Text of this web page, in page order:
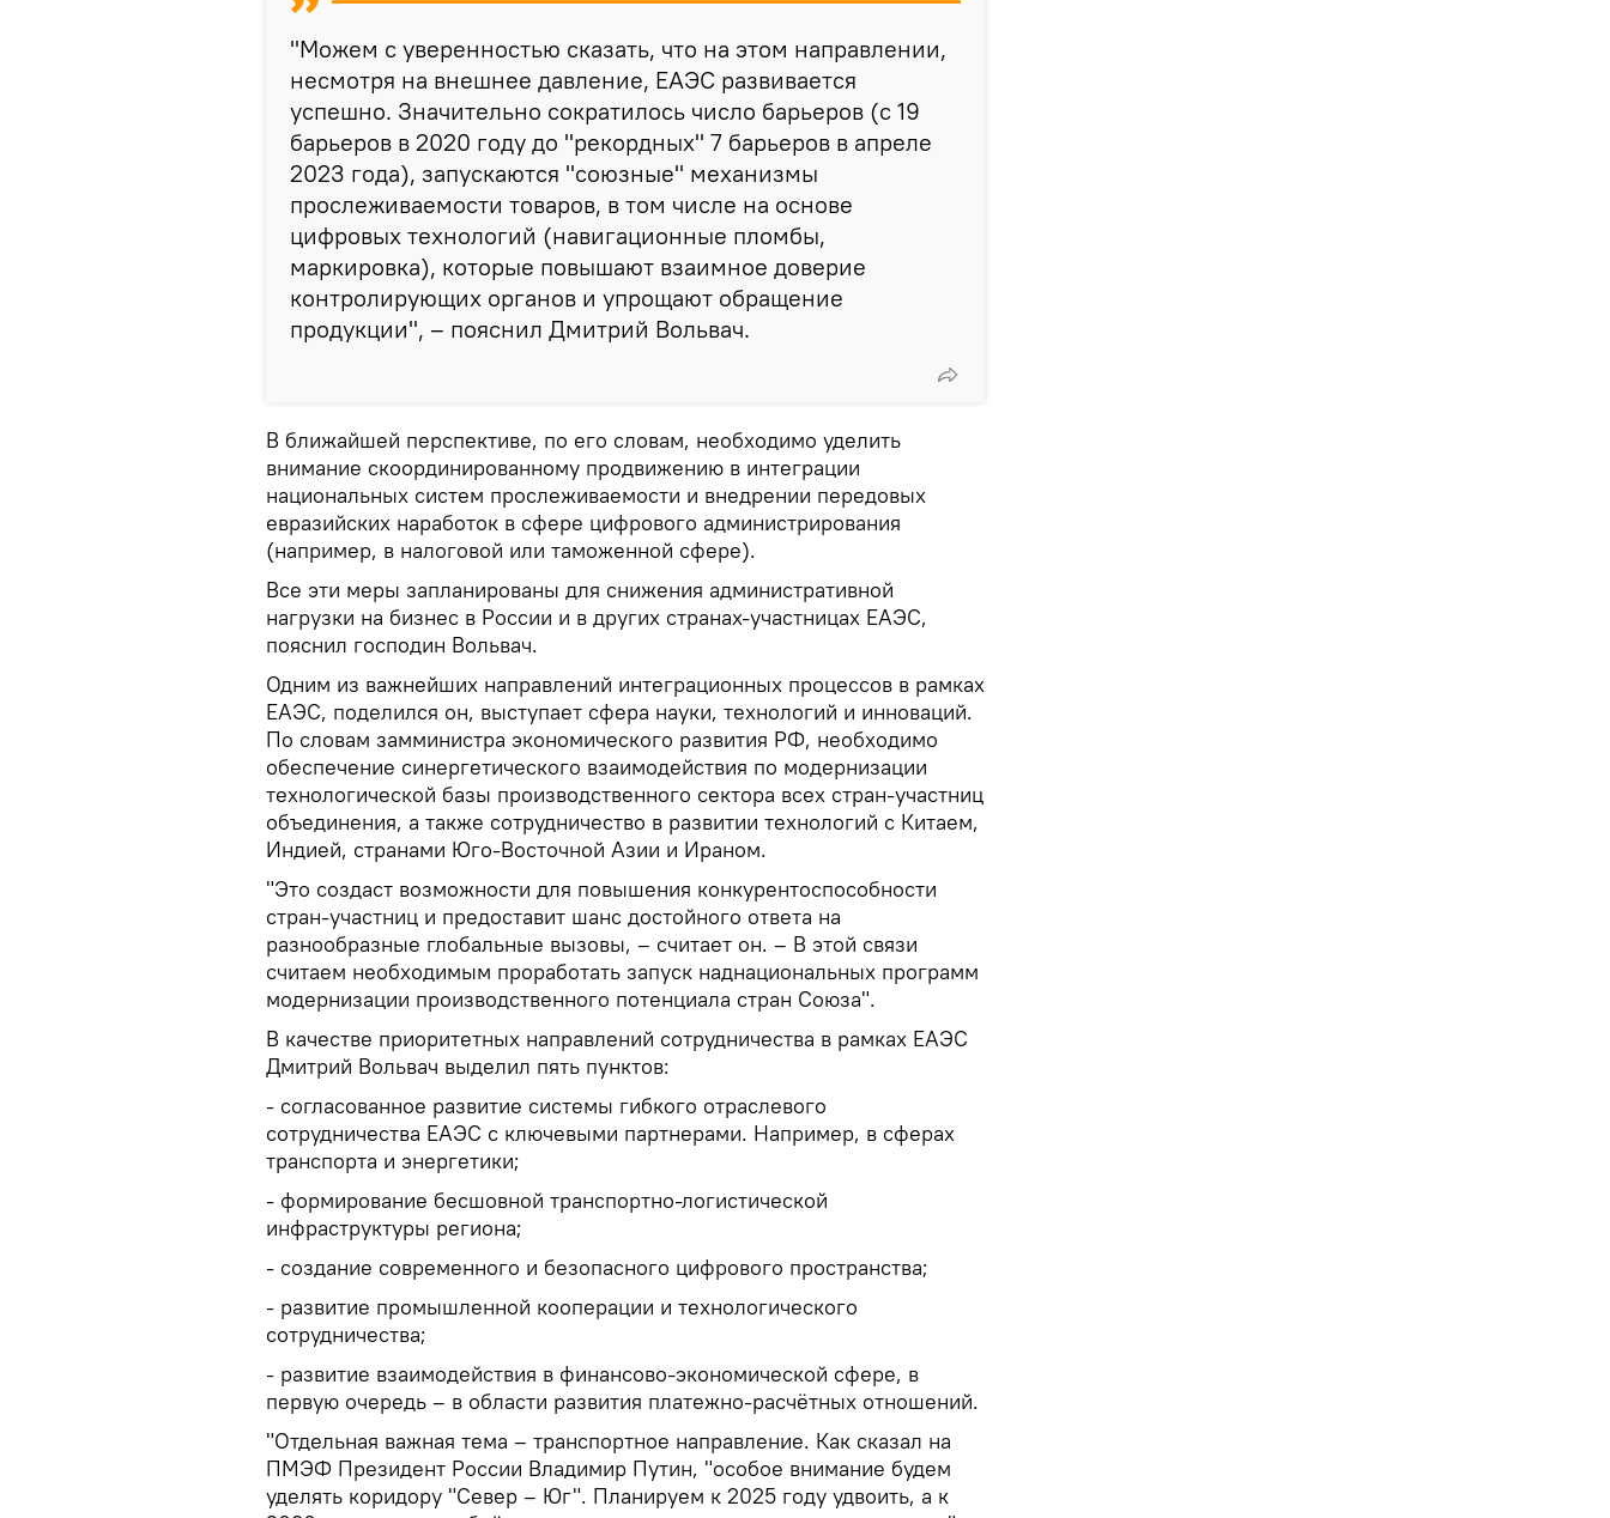
"Можем с уверенностью сказать, что на этом направлении,
несмотря на внешнее давление, ЕАЭС развивается
успешно. Значительно сократилось число барьеров (с 19
барьеров в 2020 году до "рекордных" 7 барьеров в апреле
2023 года), запускаются "союзные" механизмы
прослеживаемости товаров, в том числе на основе
цифровых технологий (навигационные пломбы,
маркировка), которые повышают взаимное доверие
контролирующих органов и упрощают обращение
продукции", – пояснил Дмитрий Вольвач.
В ближайшей перспективе, по его словам, необходимо уделить
внимание скоординированному продвижению в интеграции
национальных систем прослеживаемости и внедрении передовых
евразийских наработок в сфере цифрового администрирования
(например, в налоговой или таможенной сфере).
Все эти меры запланированы для снижения административной
нагрузки на бизнес в России и в других странах-участницах ЕАЭС,
пояснил господин Вольвач.
Одним из важнейших направлений интеграционных процессов в рамках
ЕАЭС, поделился он, выступает сфера науки, технологий и инноваций.
По словам замминистра экономического развития РФ, необходимо
обеспечение синергетического взаимодействия по модернизации
технологической базы производственного сектора всех стран-участниц
объединения, а также сотрудничество в развитии технологий с Китаем,
Индией, странами Юго-Восточной Азии и Ираном.
"Это создаст возможности для повышения конкурентоспособности
стран-участниц и предоставит шанс достойного ответа на
разнообразные глобальные вызовы, – считает он. – В этой связи
считаем необходимым проработать запуск наднациональных программ
модернизации производственного потенциала стран Союза".
В качестве приоритетных направлений сотрудничества в рамках ЕАЭС
Дмитрий Вольвач выделил пять пунктов:
- согласованное развитие системы гибкого отраслевого
сотрудничества ЕАЭС с ключевыми партнерами. Например, в сферах
транспорта и энергетики;
- формирование бесшовной транспортно-логистической
инфраструктуры региона;
- создание современного и безопасного цифрового пространства;
- развитие промышленной кооперации и технологического
сотрудничества;
- развитие взаимодействия в финансово-экономической сфере, в
первую очередь – в области развития платежно-расчётных отношений.
"Отдельная важная тема – транспортное направление. Как сказал на
ПМЭФ Президент России Владимир Путин, "особое внимание будем
уделять коридору "Север – Юг". Планируем к 2025 году удвоить, а к